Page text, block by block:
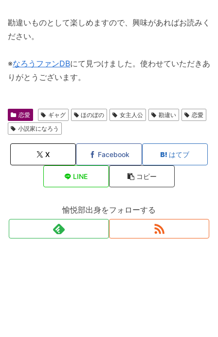
勘違いものとして楽しめますので、興味があればお読みく
ださい。
※なろうファンDBにて見つけました。使わせていただきあ
りがとうございます。
恋愛 ギャグ ほのぼの 女主人公 勘違い
恋愛
小説家になろう
X Facebook はてブ
LINE コピー
愉悦部出身をフォローする